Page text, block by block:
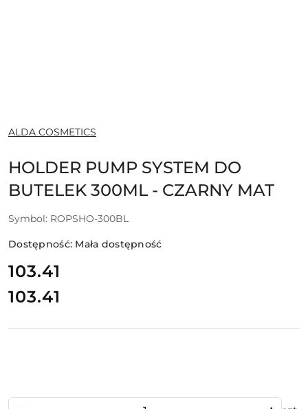
NAZWA
PRODUCENTA:
ALDA COSMETICS
HOLDER PUMP SYSTEM DO
BUTELEK 300ML - CZARNY MAT
Symbol: ROPSHO-300BL
Dostępność: Mała dostępność
cena:
103.41
Cena:
103.41